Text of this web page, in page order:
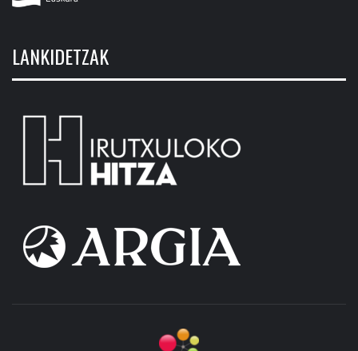
LANKIDETZAK